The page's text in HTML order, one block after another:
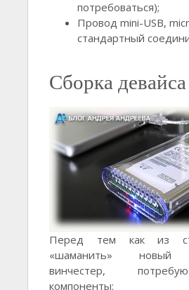
потребоваться);
Провод mini-USB,
стандартный
Сборка девайса
Перед тем как из
«шаманить» новый
винчестер,
компоненты: